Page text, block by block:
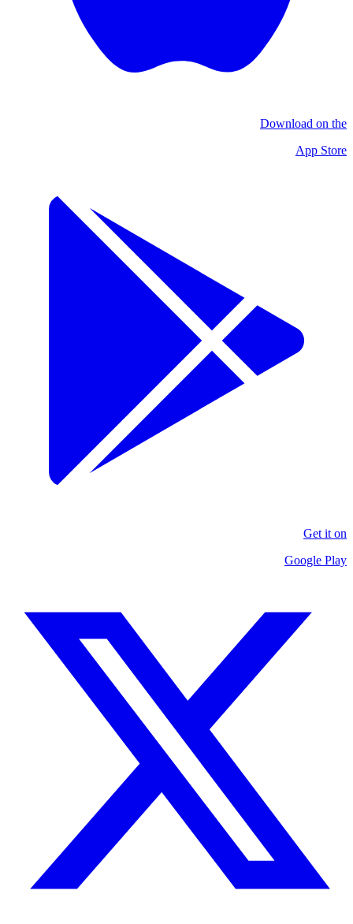
Download on the
App Store
Get it on
Google Play